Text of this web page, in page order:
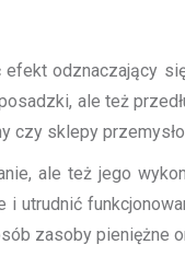
odznaczający
ale też
czy sklepy
ale też jego
utrudnić
zasoby pieniężne